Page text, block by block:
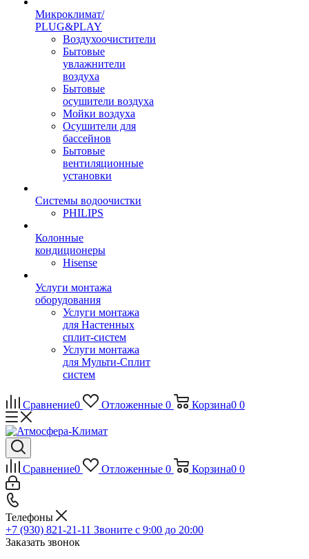
Микроклимат/
PLUG&PLAY
Воздухоочистители
Бытовые
увлажнители
воздуха
Бытовые
осушители воздуха
Мойки воздуха
Осушители для
бассейнов
Бытовые
вентиляционные
установки
Системы водоочистки
PHILIPS
Колонные
кондиционеры
Hisense
Услуги монтажа
оборудования
Услуги монтажа
для Настенных
сплит-систем
Услуги монтажа
для Мульти-Сплит
систем
Сравнение0 Отложенные 0 Корзина0 0
Сравнение0 Отложенные 0 Корзина0 0
Телефоны
+7 (930) 821-21-11 Звоните с 9:00 до 20:00
Заказать звонок